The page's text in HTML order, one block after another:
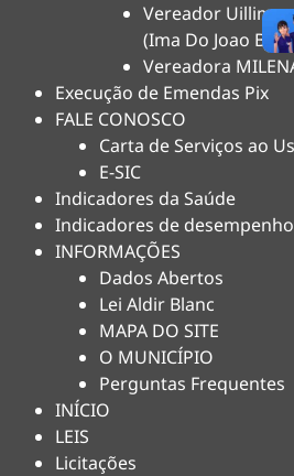
Vereador
(Ima Do Joao
Vereadora
Execução de Emendas Pix
FALE CONOSCO
Carta de Serviços ao
E-SIC
Indicadores da Saúde
Indicadores de desempenho
INFORMAÇÕES
Dados Abertos
Lei Aldir Blanc
MAPA DO SITE
O MUNICÍPIO
Perguntas Frequentes
INÍCIO
LEIS
Licitações